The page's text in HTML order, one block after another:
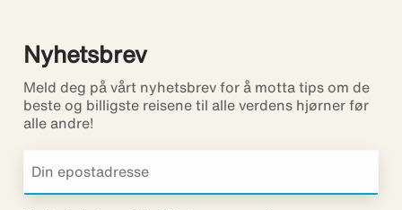
Nyhetsbrev
Meld deg på vårt nyhetsbrev for å motta tips om de
beste og billigste reisene til alle verdens hjørner før
alle andre!